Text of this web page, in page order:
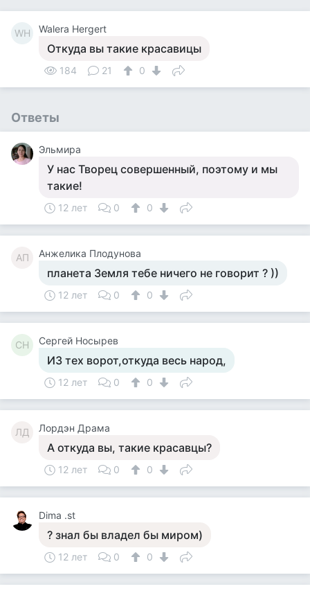
WH Walera Hergert
Откуда вы такие красавицы
184 21 0
Ответы
Эльмира
У нас Творец совершенный, поэтому и мы
такие!
12 лет 0 0
АП Анжелика Плодунова
планета Земля тебе ничего не говорит ? ))
12 лет 0 0
СН Сергей Носырев
ИЗ тех ворот,откуда весь народ,
12 лет 0 0
ЛД Лордэн Драма
А откуда вы, такие красавцы?
12 лет 0 0
Dima .st
? знал бы владел бы миром)
12 лет 0 0